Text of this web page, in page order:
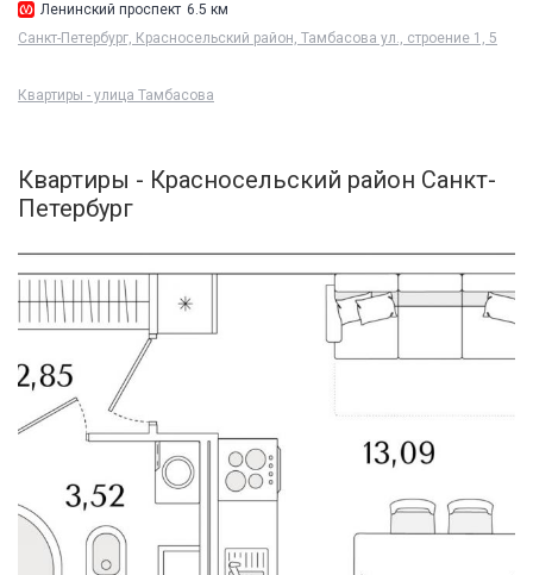
Ленинский проспект 6.5 км
Санкт-Петербург, Красносельский район, Тамбасова ул., строение 1, 5
Квартиры - улица Тамбасова
Квартиры - Красносельский район Санкт-
Петербург